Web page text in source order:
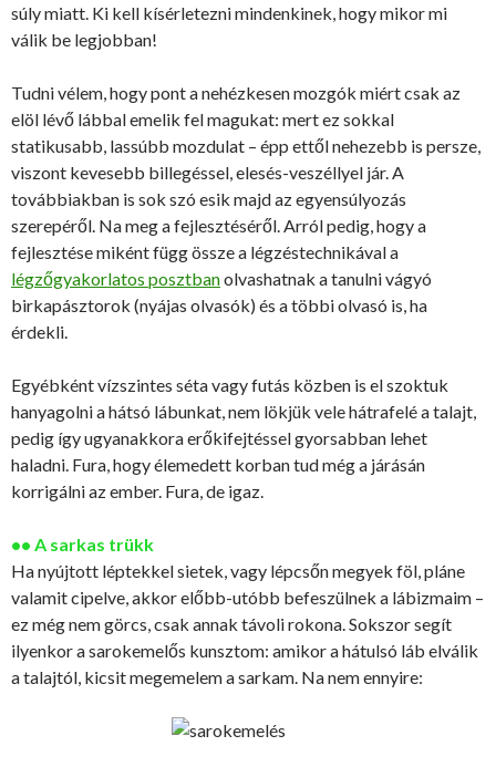
súly miatt. Ki kell kísérletezni mindenkinek, hogy mikor mi
válik be legjobban!
Tudni vélem, hogy pont a nehézkesen mozgók miért csak az
elöl lévő lábbal emelik fel magukat: mert ez sokkal
statikusabb, lassúbb mozdulat – épp ettől nehezebb is persze,
viszont kevesebb billegéssel, elesés-veszéllyel jár. A
továbbiakban is sok szó esik majd az egyensúlyozás
szerepéről. Na meg a fejlesztéséről. Arról pedig, hogy a
fejlesztése miként függ össze a légzéstechnikával a
légzőgyakorlatos posztbanolvashatnak a tanulni vágyó
birkapásztorok (nyájas olvasók) és a többi olvasó is, ha
érdekli.
Egyébként vízszintes séta vagy futás közben is el szoktuk
hanyagolni a hátsó lábunkat, nem lökjük vele hátrafelé a talajt,
pedig így ugyanakkora erőkifejtéssel gyorsabban lehet
haladni. Fura, hogy élemedett korban tud még a járásán
korrigálni az ember. Fura, de igaz.
•• A sarkas trükk
Ha nyújtott léptekkel sietek, vagy lépcsőn megyek föl, pláne
valamit cipelve, akkor előbb-utóbb befeszülnek a lábizmaim –
ez még nem görcs, csak annak távoli rokona. Sokszor segít
ilyenkor a sarokemelős kunsztom: amikor a hátulsó láb elválik
a talajtól, kicsit megemelem a sarkam. Na nem ennyire: